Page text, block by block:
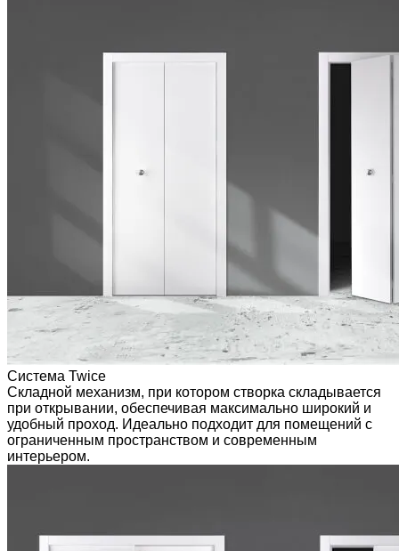
Система Twice
Складной механизм, при котором створка складывается
при открывании, обеспечивая максимально широкий и
удобный проход. Идеально подходит для помещений с
ограниченным пространством и современным
интерьером.